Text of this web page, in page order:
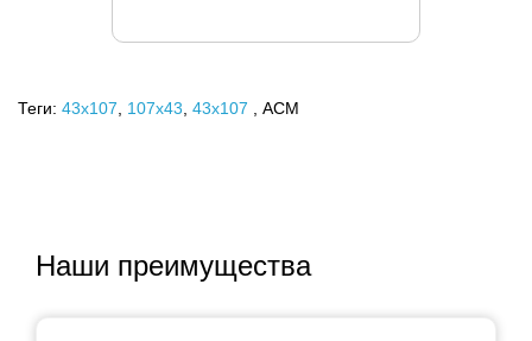
Теги: 43x107 107х43 43х107 , ACM
Наши преимущества